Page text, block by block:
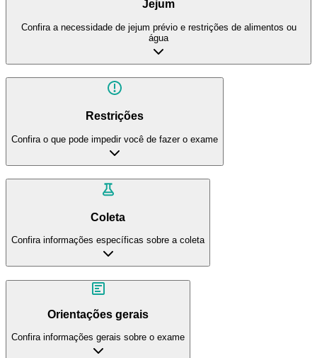
Jejum
Confira a necessidade de jejum prévio e restrições de alimentos ou
água
Restrições
Confira o que pode impedir você de fazer o exame
Coleta
Confira informações específicas sobre a coleta
Orientações gerais
Confira informações gerais sobre o exame